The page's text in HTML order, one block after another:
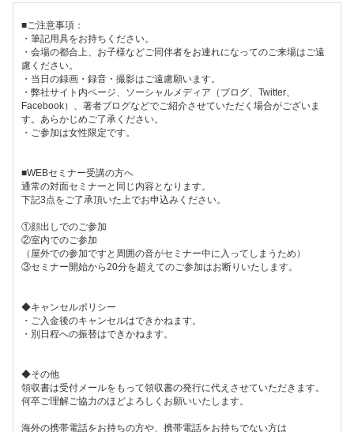
■ご注意事項：
・筆記用具をお持ちください。
・会場の都合上、お子様などご同伴者をお連れになってのご来場はご遠
慮ください。
・当日の録画・録音・撮影はご遠慮願います。
・弊社サイト内ページ、ソーシャルメディア（ブログ、Twitter、
Facebook）、著者ブログなどでご紹介させていただく場合がございま
す。あらかじめご了承ください。
・ご参加は女性限定です。
■WEBセミナー受講の方へ
通常の対面セミナーと同じ内容となります。
下記3点をご了承頂いた上でお申込みください。
①顔出しでのご参加
②室内でのご参加
（屋外での参加ですと周囲の音がセミナー中に入ってしまうため）
③セミナー開始から20分を超えてのご参加はお断りいたします。
◆キャンセルポリシー
・ご入金後のキャンセルはできかねます。
・別日程への振替はできかねます。
◆その他
領収書は受付メールをもって領収書の発行に代えさせていただきます。
何卒ご理解ご協力のほどよろしくお願いいたします。
海外の携帯電話をお持ちの方や、携帯電話をお持ちでない方は